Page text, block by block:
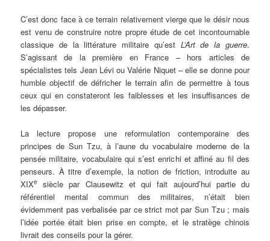
C’est donc face à ce terrain relativement vierge que le désir nous
est venu de construire notre propre étude de cet incontournable
classique de la littérature militaire qu’est L’Art de la guerre.
S’agissant de la première en France – hors articles de
spécialistes tels Jean Lévi ou Valérie Niquet – elle se donne pour
humble objectif de défricher le terrain afin de permettre à tous
ceux qui en constateront les faiblesses et les insuffisances de
les dépasser.
La lecture propose une reformulation contemporaine des
principes de Sun Tzu, à l’aune du vocabulaire moderne de la
pensée militaire, vocabulaire qui s’est enrichi et affiné au fil des
penseurs. À titre d’exemple, la notion de friction, introduite au
XIXe
siècle par Clausewitz et qui fait aujourd’hui partie du
référentiel mental commun des militaires, n’était bien
évidemment pas verbalisée par ce strict mot par Sun Tzu ; mais
l’idée portée était bien prise en compte, et le stratège chinois
livrait des conseils pour la gérer.